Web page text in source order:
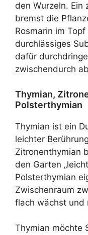
den Wurzeln. Ein
bremst die
Rosmarin im
durchlässiges
dafür
zwischendurch
Thymian,
Polsterthymian
Thymian ist ein
leichter
Zitronenthymian
den Garten
Polsterthymian
Zwischenraum
flach wächst und
Thymian möchte